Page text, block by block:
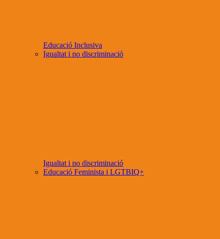
Educació Inclusiva
Igualtat i no discriminació
Igualtat i no discriminació
Educació Feminista i LGTBIQ+